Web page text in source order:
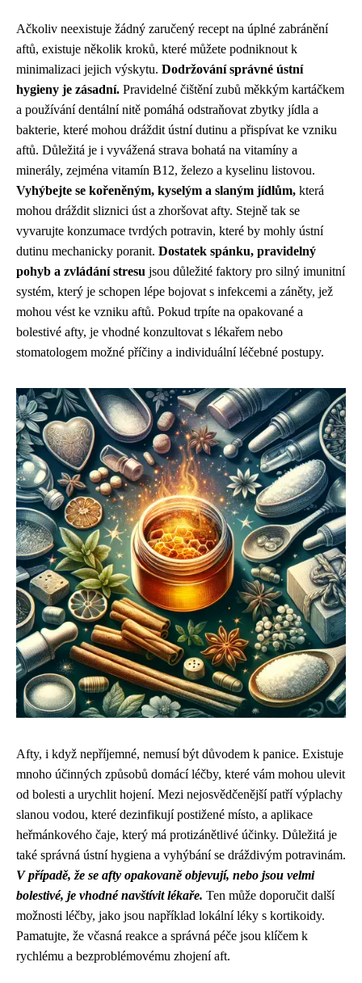
Ačkoliv neexistuje žádný zaručený recept na úplné zabránění
aftů, existuje několik kroků, které můžete podniknout k
minimalizaci jejich výskytu. Dodržování správné ústní
hygieny je zásadní. Pravidelné čištění zubů měkkým kartáčkem
a používání dentální nitě pomáhá odstraňovat zbytky jídla a
bakterie, které mohou dráždit ústní dutinu a přispívat ke vzniku
aftů. Důležitá je i vyvážená strava bohatá na vitamíny a
minerály, zejména vitamín B12, železo a kyselinu listovou.
Vyhýbejte se kořeněným, kyselým a slaným jídlům, která
mohou dráždit sliznici úst a zhoršovat afty. Stejně tak se
vyvarujte konzumace tvrdých potravin, které by mohly ústní
dutinu mechanicky poranit. Dostatek spánku, pravidelný
pohyb a zvládání stresu jsou důležité faktory pro silný imunitní
systém, který je schopen lépe bojovat s infekcemi a záněty, jež
mohou vést ke vzniku aftů. Pokud trpíte na opakované a
bolestivé afty, je vhodné konzultovat s lékařem nebo
stomatologem možné příčiny a individuální léčebné postupy.
Afty, i když nepříjemné, nemusí být důvodem k panice. Existuje
mnoho účinných způsobů domácí léčby, které vám mohou ulevit
od bolesti a urychlit hojení. Mezi nejosvědčenější patří výplachy
slanou vodou, které dezinfikují postižené místo, a aplikace
heřmánkového čaje, který má protizánětlivé účinky. Důležitá je
také správná ústní hygiena a vyhýbání se dráždivým potravinám.
V případě, že se afty opakovaně objevují, nebo jsou velmi
bolestivé, je vhodné navštívit lékaře. Ten může doporučit další
možnosti léčby, jako jsou například lokální léky s kortikoidy.
Pamatujte, že včasná reakce a správná péče jsou klíčem k
rychlému a bezproblémovému zhojení aft.